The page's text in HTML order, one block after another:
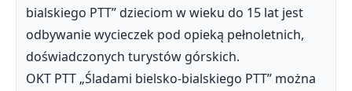
bialskiego PTT” dzieciom w wieku do 15 lat jest
odbywanie wycieczek pod opieką pełnoletnich,
doświadczonych turystów górskich.
OKT PTT „Śladami bielsko-bialskiego PTT” można